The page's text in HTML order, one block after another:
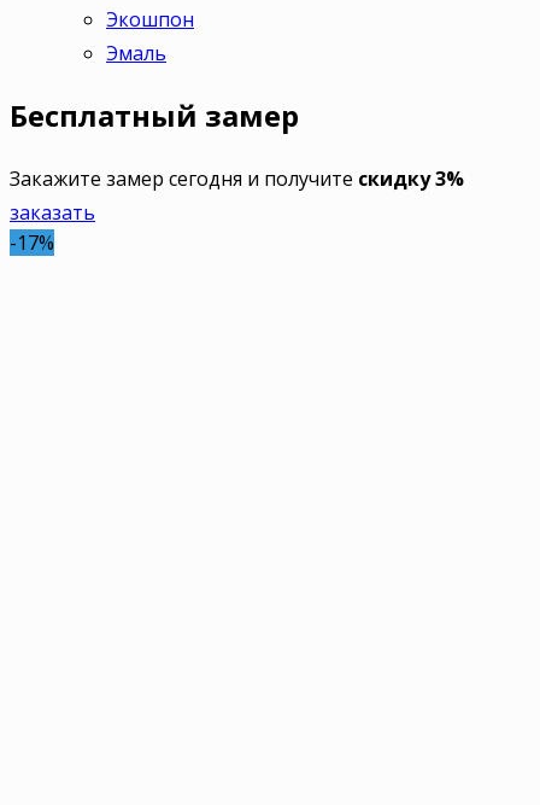
Экошпон
Эмаль
Бесплатный замер
Закажите замер сегодня и получите скидку 3%
заказать
-17%